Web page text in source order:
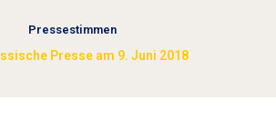
Pressestimmen
Presse am 9. Juni 2018